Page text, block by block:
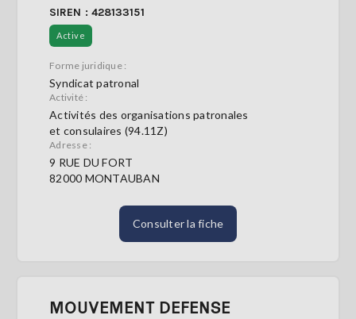
SIREN : 428133151
Active
Forme juridique :
Syndicat patronal
Activité :
Activités des organisations patronales
et consulaires (94.11Z)
Adresse :
9 RUE DU FORT
82000 MONTAUBAN
Consulter la fiche
MOUVEMENT DEFENSE